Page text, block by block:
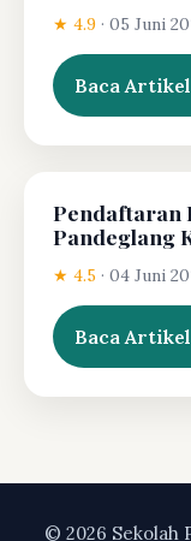
★ 4.9 · 05 Juni
Baca Artikel
Pendaftaran
Pandeglang
★ 4.5 · 04 Juni
Baca Artikel
© 2026 Sekolah